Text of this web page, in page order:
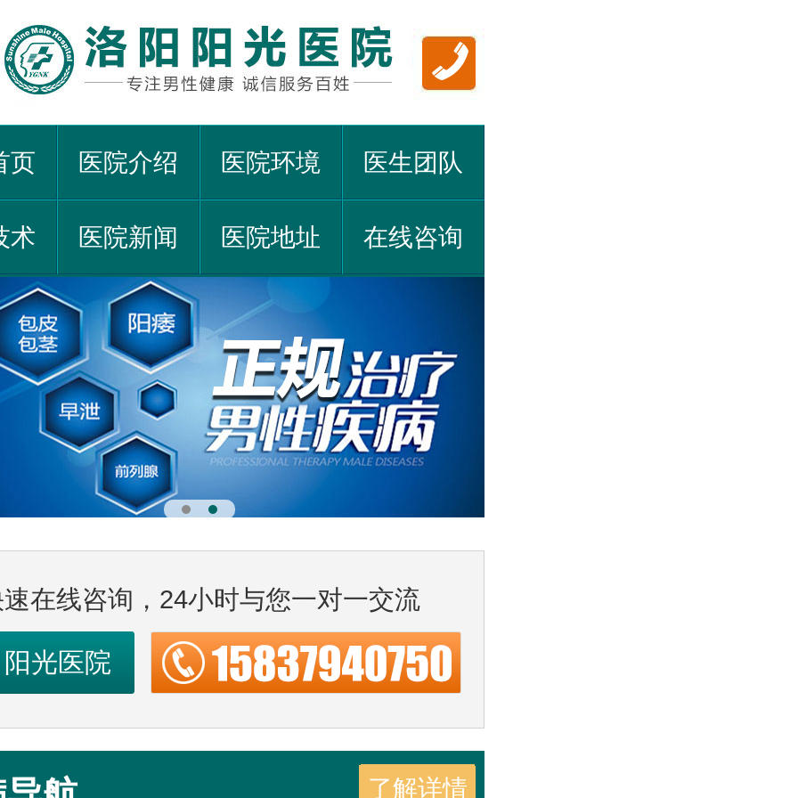
页 医院介绍 医院环境 医生团队
术 医院新闻 医院地址 在线咨询
在线咨询，24小时与您一对一交流
阳光医院
了解详情